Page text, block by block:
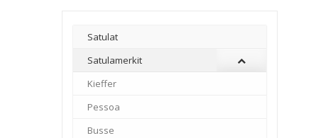
Satulat
Satulamerkit
Kieffer
–
Pessoa
–
Busse
–